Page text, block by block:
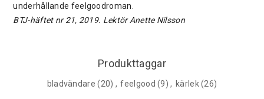
underhållande feelgoodroman.
BTJ-häftet nr 21, 2019. Lektör Anette Nilsson
Produkttaggar
bladvändare (20) , feelgood (9) , kärlek (26)